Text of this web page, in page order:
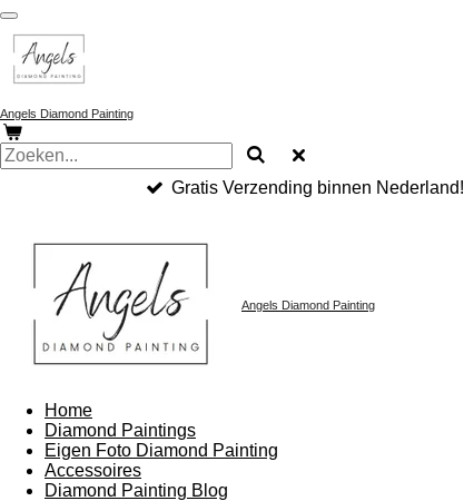
Ga
direct
naar
de
Angels Diamond Painting
Gratis Verzending binnen Nederland!
Angels Diamond Painting
Home
Diamond Paintings
Eigen Foto Diamond Painting
Accessoires
Diamond Painting Blog